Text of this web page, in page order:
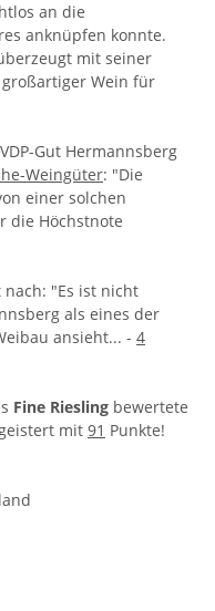
an die
anknüpfen konnte.
mit seiner
Wein für
Gut Hermannsberg
Weingüter: "Die
einer solchen
die Höchstnote
nach: "Es ist nicht
als eines der
ansieht... - 4
Fine Riesling bewertete
mit 91 Punkte!